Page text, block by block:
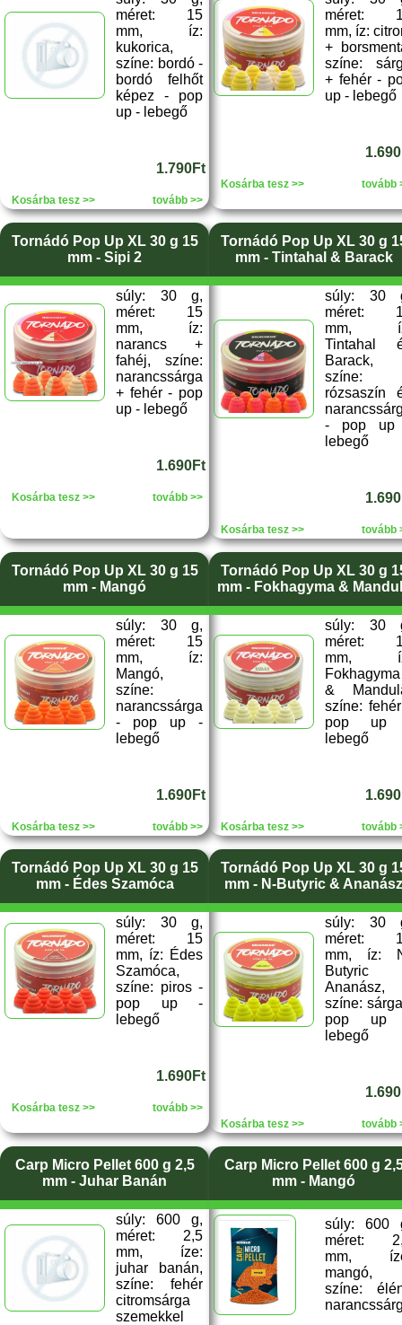
méret: 15
mm, íz:
kukorica,
színe: bordó -
bordó felhőt
képez - pop
up - lebegő
1.790Ft
Kosárba tesz >> tovább >>
méret:
mm, íz:
+
színe:
+ fehér -
up - lebegő
Kosárba tesz >> tovább
Tornádó Pop Up XL 30 g 15
mm - Sipi 2
súly: 30 g,
méret: 15
mm, íz:
narancs +
fahéj, színe:
narancssárga
+ fehér - pop
up - lebegő
1.690Ft
Kosárba tesz >> tovább >>
Tornádó Pop Up XL 30 g
mm - Tintahal & Barack
súly: 30
méret:
mm,
Tintahal
Barack,
színe:
rózsaszín
- pop up
lebegő
Kosárba tesz >> tovább
Tornádó Pop Up XL 30 g 15
mm - Mangó
súly: 30 g,
méret: 15
mm, íz:
Mangó,
színe:
narancssárga
- pop up -
lebegő
1.690Ft
Kosárba tesz >> tovább >>
Tornádó Pop Up XL 30 g
mm - Fokhagyma &
súly: 30
méret:
mm,
Fokhagyma
&
színe:
pop up
lebegő
Kosárba tesz >> tovább
Tornádó Pop Up XL 30 g 15
mm - Édes Szamóca
súly: 30 g,
méret: 15
mm, íz: Édes
Szamóca,
színe: piros -
pop up -
lebegő
1.690Ft
Kosárba tesz >> tovább >>
Tornádó Pop Up XL 30 g
mm - N-Butyric & Ananász
súly: 30
méret:
mm, íz:
Butyric
Ananász,
színe:
pop up
lebegő
Kosárba tesz >> tovább
Carp Micro Pellet 600 g 2,5
mm - Juhar Banán
súly: 600 g,
méret: 2,5
mm, íze:
juhar banán,
színe: fehér
citromsárga
szemekkel
Carp Micro Pellet 600 g
mm - Mangó
súly: 600
méret:
mm,
mangó,
színe: